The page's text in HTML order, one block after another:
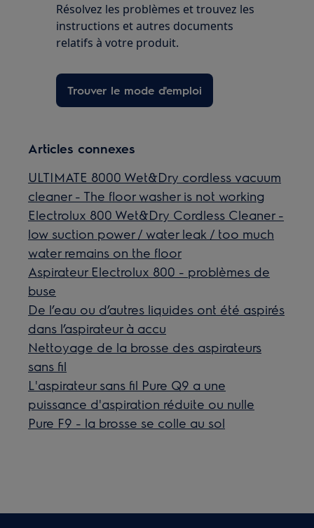
Résolvez les problèmes et trouvez les
instructions et autres documents
relatifs à votre produit.
Trouver le mode d'emploi
Articles connexes
ULTIMATE 8000 Wet&Dry cordless vacuum
cleaner - The floor washer is not working
Electrolux 800 Wet&Dry Cordless Cleaner -
low suction power / water leak / too much
water remains on the floor
Aspirateur Electrolux 800 - problèmes de
buse
De l’eau ou d’autres liquides ont été aspirés
dans l’aspirateur à accu
Nettoyage de la brosse des aspirateurs
sans fil
L'aspirateur sans fil Pure Q9 a une
puissance d'aspiration réduite ou nulle
Pure F9 - la brosse se colle au sol